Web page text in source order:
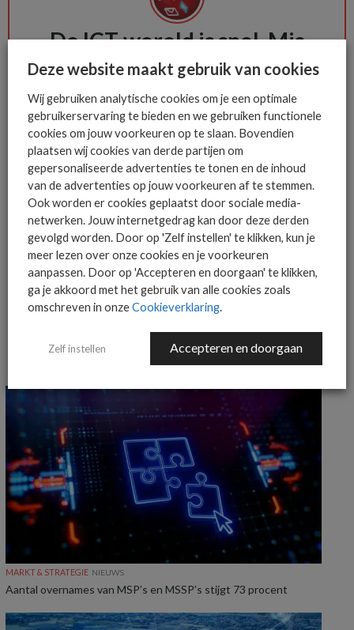
De ICT-wereld is snel. Mis
niets.
Het allerlaatste ICT nieuws in jouw
mailbox
AANMELDEN
MEER MARKT & STRATEGIE NIEUWS
MARKT & STRATEGIE NIEUWS
Aantal overnames van MSP’s en MSSP’s stijgt 73 procent
Deze website maakt gebruik van cookies
Wij gebruiken analytische cookies om je een optimale
gebruikerservaring te bieden en we gebruiken functionele
cookies om jouw voorkeuren op te slaan. Bovendien
plaatsen wij cookies van derde partijen om
gepersonaliseerde advertenties te tonen en de inhoud
van de advertenties op jouw voorkeuren af te stemmen.
Ook worden er cookies geplaatst door sociale media-
netwerken. Jouw internetgedrag kan door deze derden
gevolgd worden. Door op 'Zelf instellen' te klikken, kun je
meer lezen over onze cookies en je voorkeuren
aanpassen. Door op 'Accepteren en doorgaan' te klikken,
ga je akkoord met het gebruik van alle cookies zoals
omschreven in onzeCookieverklaring.
Zelf instellen Accepteren en doorgaan